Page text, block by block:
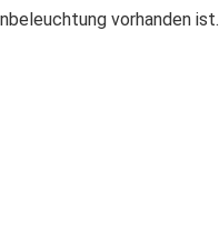
vorhanden ist.